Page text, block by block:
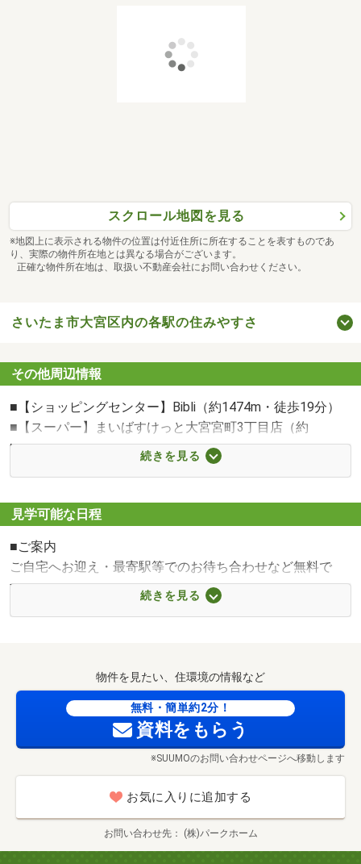
スクロール地図を見る
※地図上に表示される物件の位置は付近住所に所在することを表すものであ
り、実際の物件所在地とは異なる場合がございます。
正確な物件所在地は、取扱い不動産会社にお問い合わせください。
さいたま市大宮区内の各駅の住みやすさ
その他周辺情報
■【ショッピングセンター】Bibli（約1474m・徒歩19分）
■【スーパー】まいばすけっと大宮宮町3丁目店（約
919m・徒歩12分）
■【コンビニ】セブンイレブンさいたま土手町店（約
■【ドラッグストア】ドラッグストアセキ大成町店（約
870m・徒歩11分）
■【小学校】さいたま市立大宮北小学校（約850m・徒歩11
分）
■【中学校】さいたま市立大宮北中学校（約1300m・徒歩
■【病院】医療法人ヘブロン会大宮中央総合病院（約
899m・徒歩12分）
■【郵便局】大宮宮町郵便局（約759m・徒歩10分）
続きを見る
見学可能な日程
■ご案内
ご自宅へお迎え・最寄駅等でのお待ち合わせなど無料で
す！ご相談下さい。
■中国語が話せるスタッフがいます
■キッズスペースあります
■住み替えのご相談も！
続きを見る
物件を見たい、住環境の情報など
無料・簡単約2分！
資料をもらう
※SUUMOのお問い合わせページへ移動します
お気に入りに追加する
お問い合わせ先 (株)パークホーム